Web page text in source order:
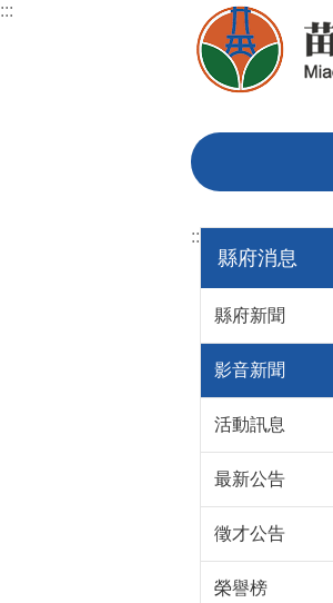
跳到主要內容區塊
:::
:::
縣府消息
縣府新聞
影音新聞
活動訊息
最新公告
徵才公告
榮譽榜